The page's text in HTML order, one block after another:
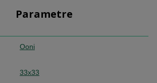
Parametre
Ooni
33x33